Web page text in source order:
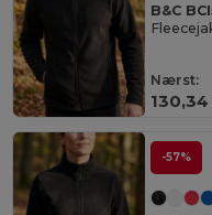
B&C
Nærst:
-57%